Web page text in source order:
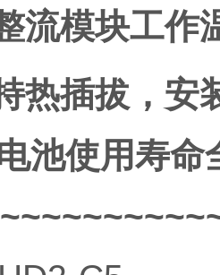
流模块工作
热插拔，安
池使用寿命